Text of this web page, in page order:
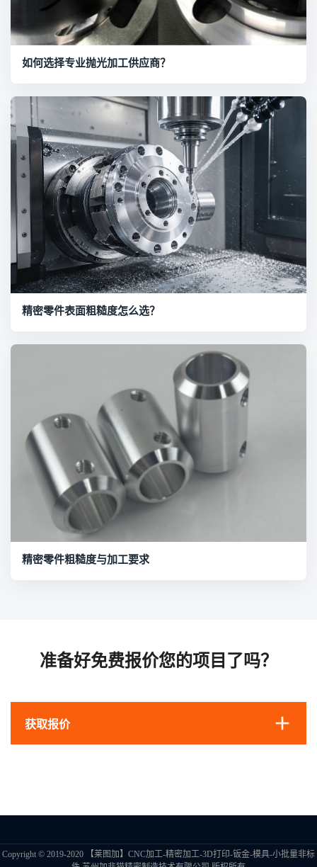
如何选择专业抛光加工供应商？
精密零件表面粗糙度怎么选？
精密零件粗糙度与加工要求
准备好免费报价您的项目了吗？
获取报价
Copyright © 2019-2020 【莱图加】CNC加工-精密加工-3D打印-钣金-模具-小批量非标